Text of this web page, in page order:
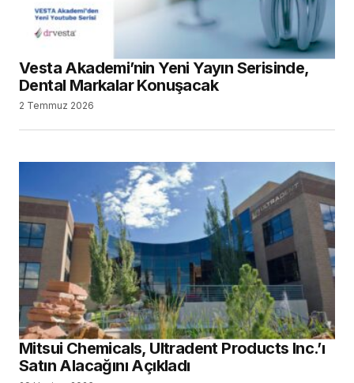
Vesta Akademi’nin Yeni Yayın Serisinde,
Dental Markalar Konuşacak
2 Temmuz 2026
Mitsui Chemicals, Ultradent Products Inc.’ı
Satın Alacağını Açıkladı